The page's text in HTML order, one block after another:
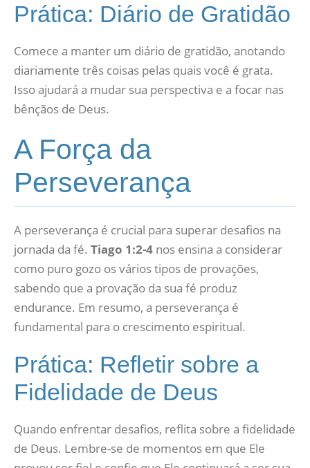
Prática: Diário de Gratidão
Comece a manter um diário de gratidão, anotando
diariamente três coisas pelas quais você é grata.
Isso ajudará a mudar sua perspectiva e a focar nas
bênçãos de Deus.
A Força da
Perseverança
A perseverança é crucial para superar desafios na
jornada da fé. Tiago 1:2-4 nos ensina a considerar
como puro gozo os vários tipos de provações,
sabendo que a provação da sua fé produz
endurance. Em resumo, a perseverança é
fundamental para o crescimento espiritual.
Prática: Refletir sobre a
Fidelidade de Deus
Quando enfrentar desafios, reflita sobre a fidelidade
de Deus. Lembre-se de momentos em que Ele